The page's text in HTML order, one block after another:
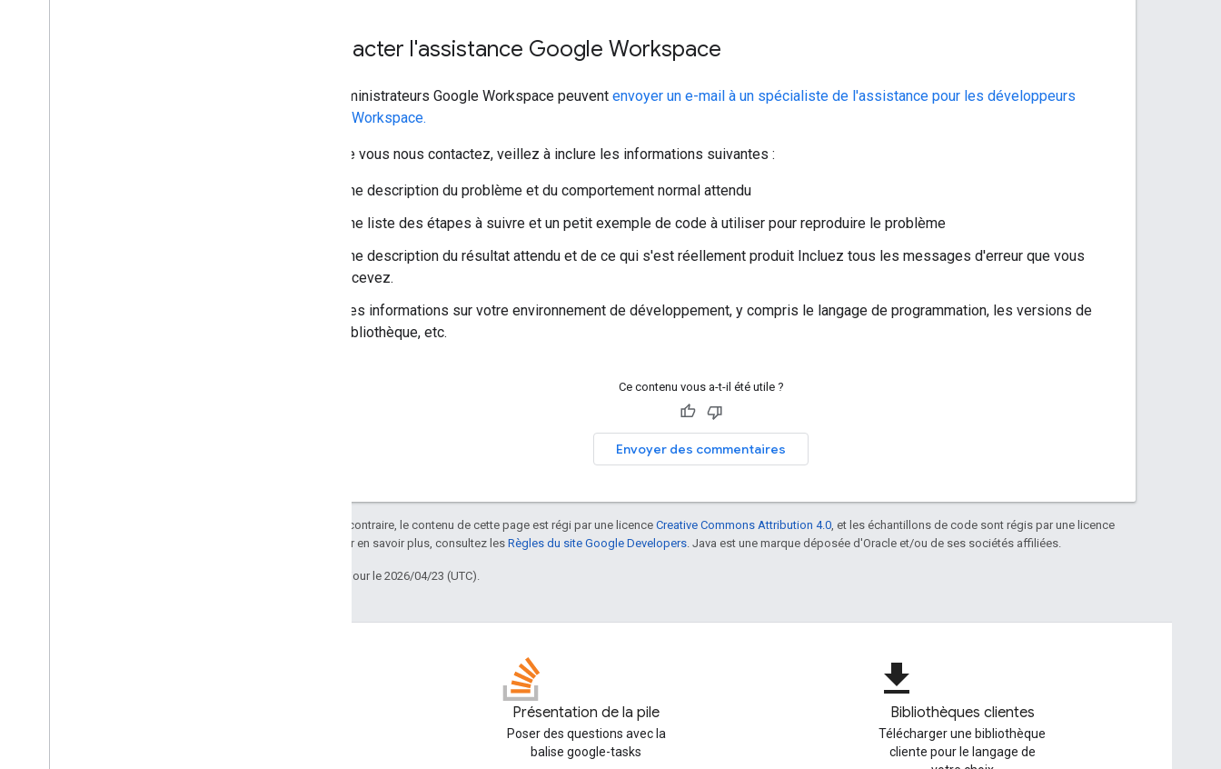
Contacter l'assistance Google Workspace
Les administrateurs Google Workspace peuvent envoyer un e-mail à un spécialiste de l'assistance pour les développeurs
Google Workspace.
Lorsque vous nous contactez, veillez à inclure les informations suivantes :
Une description du problème et du comportement normal attendu
Une liste des étapes à suivre et un petit exemple de code à utiliser pour reproduire le problème
Une description du résultat attendu et de ce qui s'est réellement produit Incluez tous les messages d'erreur que vous
recevez.
Des informations sur votre environnement de développement, y compris le langage de programmation, les versions de
bibliothèque, etc.
Ce contenu vous a-t-il été utile ?
Envoyer des commentaires
Sauf indication contraire, le contenu de cette page est régi par une licence Creative Commons Attribution 4.0 , et les échantillons de code sont régis par une licence
. Pour en savoir plus, consultez les Règles du site Google Developers . Java est une marque déposée d'Oracle et/ou de ses sociétés affiliées.
Dernière mise à jour le 2026/04/23 (UTC).
Présentation de la pile
Poser des questions avec la
balise google-tasks
file_download
Bibliothèques clientes
Télécharger une bibliothèque
cliente pour le langage de